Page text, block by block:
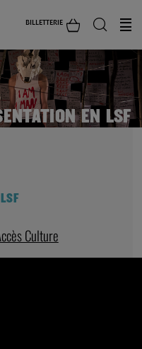
BILLETTERIE
EN LSF
Culture